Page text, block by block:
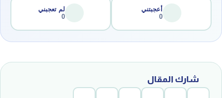
أعجبتني
0
لم تعجبني
0
شارك المقال